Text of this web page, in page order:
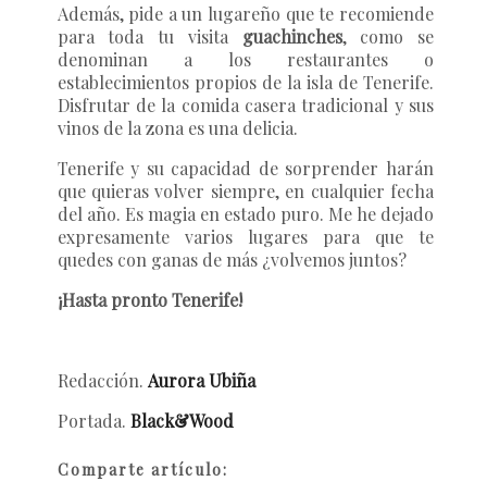
Además, pide a un lugareño que te recomiende
para toda tu visita guachinches, como se
denominan a los restaurantes o
establecimientos propios de la isla de Tenerife.
Disfrutar de la comida casera tradicional y sus
vinos de la zona es una delicia.
Tenerife y su capacidad de sorprender harán
que quieras volver siempre, en cualquier fecha
del año. Es magia en estado puro. Me he dejado
expresamente varios lugares para que te
quedes con ganas de más ¿volvemos juntos?
¡Hasta pronto Tenerife!
Redacción. Aurora Ubiña
Portada. Black&Wood
Comparte artículo: